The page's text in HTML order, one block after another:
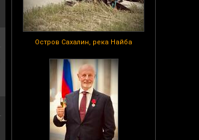
Остров Сахалин, река Найба